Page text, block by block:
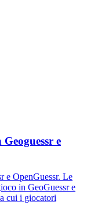
e
e OpenGuessr. Le
in GeoGuessr e
cui i giocatori